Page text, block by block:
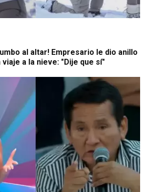
al altar! Empresario le dio anillo
a la nieve: "Dije que sí"